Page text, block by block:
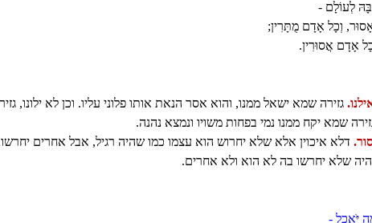
לְעוֹלָם -
וְכָל אָדָם מֻתָּרִין;
אָדָם אֲסוּרִין.
גזירה שמא ישאל ממנו, והוא אסר הנאת אותו פלוני עליו. וכן לא ילונו,
שמא יקח ממנו נמי בפחות משויו ונמצא נהנה.
דלא איכוין אלא שלא יחרוש הוא עצמו כמו שהיה רגיל, אבל אחרים
שלא יחרשו בה לא הוא ולא אחרים.
יֹּאכַל -